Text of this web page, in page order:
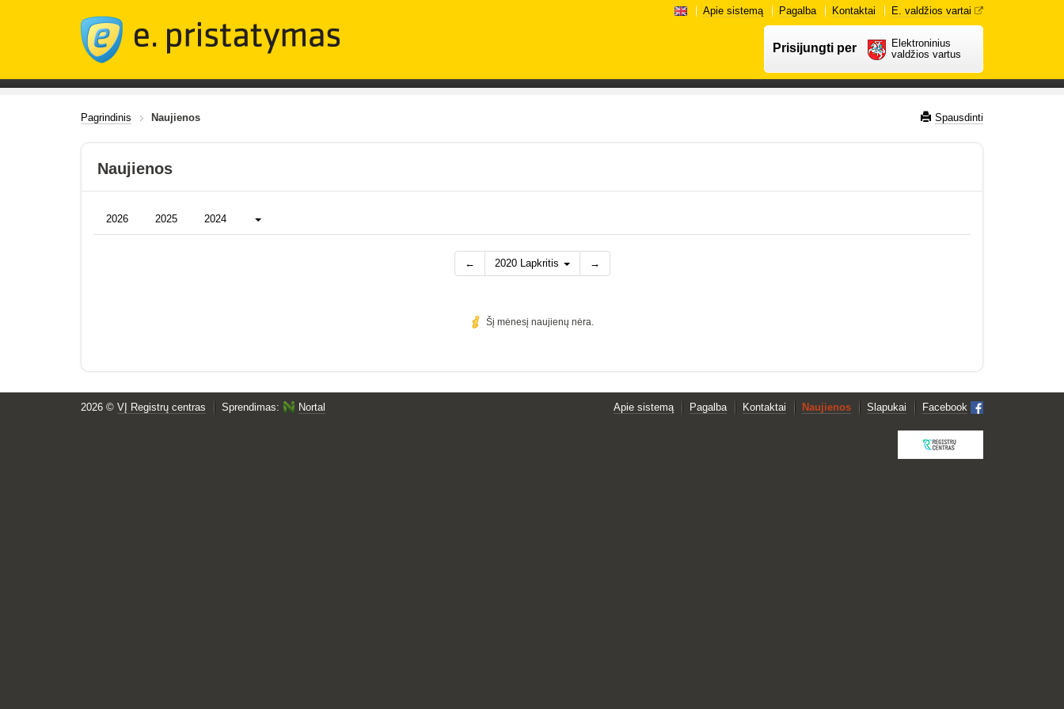
Apie sistemą Pagalba Kontaktai E. valdžios vartai
Prisijungti per
Elektroninius
valdžios vartus
Pagrindinis Naujienos Spausdinti
Naujienos
2026 2025 2024 Daugiau...
← 2020 Lapkritis →
Šį mėnesį naujienų nėra.
Apie sistemą Pagalba Kontaktai Naujienos Slapukai Facebook
2026 © VĮ Registrų centras Sprendimas: Nortal